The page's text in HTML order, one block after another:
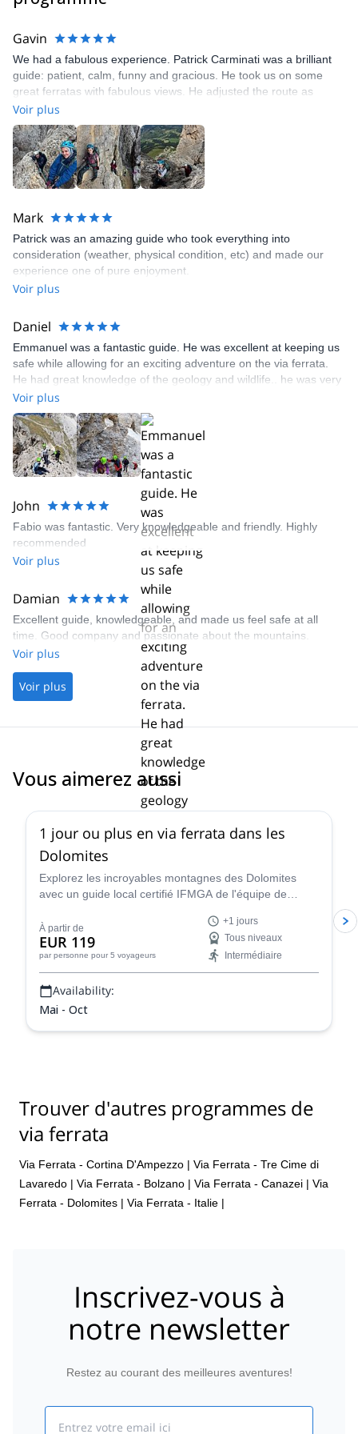
Gavin
We had a fabulous experience. Patrick Carminati was a brilliant
guide: patient, calm, funny and gracious. He took us on some
great ferratas with fabulous views. He adjusted the route as
needed due to the weather too and took really good care of us.
10/10
Voir plus
Mark
Patrick was an amazing guide who took everything into
consideration (weather, physical condition, etc) and made our
experience one of pure enjoyment.
Voir plus
Daniel
Emmanuel was a fantastic guide. He was excellent at keeping us
safe while allowing for an exciting adventure on the via ferrata.
He had great knowledge of the geology and wildlife.. he was very
friendly and supportive
Voir plus
John
Fabio was fantastic. Very knowledgeable and friendly. Highly
recommended
Voir plus
Damian
Excellent guide, knowledgeable, and made us feel safe at all
time. Good company and passionate about the mountains.
Voir plus
Voir plus
Vous aimerez aussi
1 jour ou plus en via ferrata dans les
Dolomites
Explorez les incroyables montagnes des Dolomites
avec un guide local certifié IFMGA de l'équipe de
via ferrata d'un jour ou plus.
À partir de
EUR 119
par personne pour 5 voyageurs
+1 jours
Tous niveaux
Intermédiaire
Availability:
Mai - Oct
Trouver d'autres programmes de
via ferrata
Via Ferrata - Cortina D'Ampezzo | Via Ferrata - Tre Cime di
Lavaredo | Via Ferrata - Bolzano | Via Ferrata - Canazei | Via
Ferrata - Dolomites | Via Ferrata - Italie |
Inscrivez-vous à
notre newsletter
Restez au courant des meilleures aventures!